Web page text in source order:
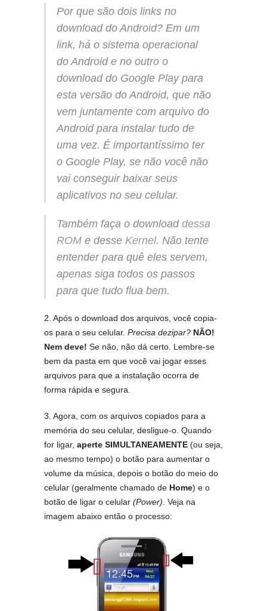
Por que são dois links no
download do Android? Em um
link, há o sistema operacional
do Android e no outro o
download do Google Play para
esta versão do Android, que não
vem juntamente com arquivo do
Android para instalar tudo de
uma vez. É importantíssimo ter
o Google Play, se não você não
vai conseguir baixar seus
aplicativos no seu celular.
Também faça o download dessa
ROM e desse Kernel. Não tente
entender para quê eles servem,
apenas siga todos os passos
para que tudo flua bem.
2. Após o download dos arquivos, você copia-
os para o seu celular. Precisa dezipar? NÃO!
Nem deve! Se não, não dá certo. Lembre-se
bem da pasta em que você vai jogar esses
arquivos para que a instalação ocorra de
forma rápida e segura.
3. Agora, com os arquivos copiados para a
memória do seu celular, desligue-o. Quando
for ligar, aperte SIMULTANEAMENTE (ou seja,
ao mesmo tempo) o botão para aumentar o
volume da música, depois o botão do meio do
celular (geralmente chamado de Home) e o
botão de ligar o celular (Power). Veja na
imagem abaixo então o processo: